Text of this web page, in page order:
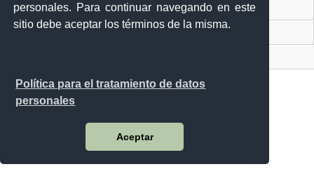
personales. Para continuar navegando en este
sitio debe aceptar los términos de la misma.
Política para el tratamiento de datos
personales
Aceptar
Gobierno Abierto
Malecón y Aguirre
Guayaquil - Ecuador